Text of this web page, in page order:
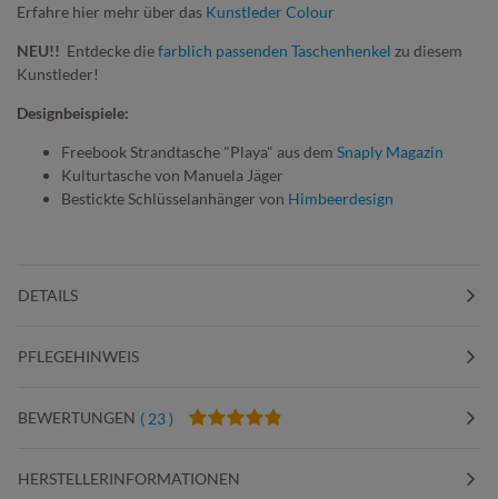
Erfahre hier mehr über das Kunstleder Colour
NEU!! Entdecke diefarblich passenden Taschenhenkel zu diesem
Kunstleder!
Designbeispiele:
Freebook Strandtasche "Playa" aus dem Snaply Magazin
Kulturtasche von Manuela Jäger
Bestickte Schlüsselanhänger von Himbeerdesign
DETAILS
PFLEGEHINWEIS
BEWERTUNGEN ( 23 )
HERSTELLERINFORMATIONEN